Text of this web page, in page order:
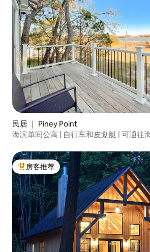
民居 ｜ Piney Point
海滨单间公寓 | 自行车和皮划艇 | 可通往
热门「房客推荐」
房客推荐